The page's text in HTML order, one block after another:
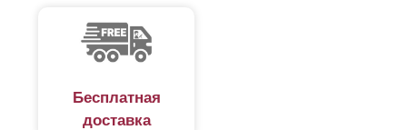
Бесплатная
доставка